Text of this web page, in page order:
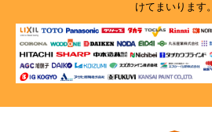
けてまいります。